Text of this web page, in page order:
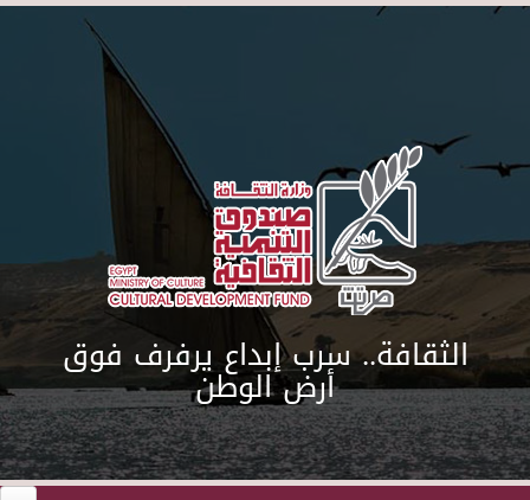
Skip to main content
الثقافة.. سرب إبداع يرفرف فوق
أرض الوطن